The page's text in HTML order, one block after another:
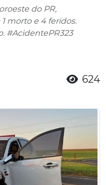
do PR,
morto e 4 feridos.
#AcidentePR323
624